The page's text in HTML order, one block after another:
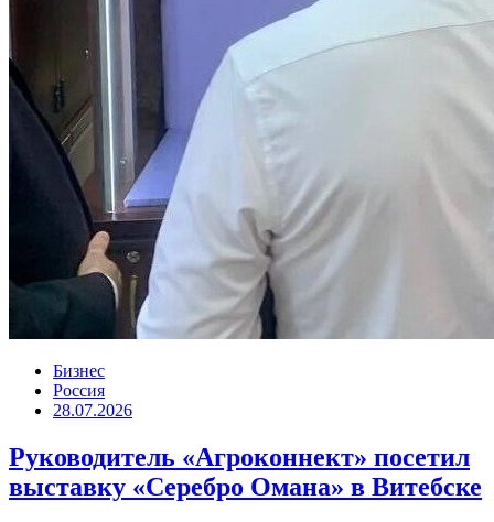
Бизнес
Россия
28.07.2026
Руководитель «Агроконнект» посетил
выставку «Серебро Омана» в Витебске